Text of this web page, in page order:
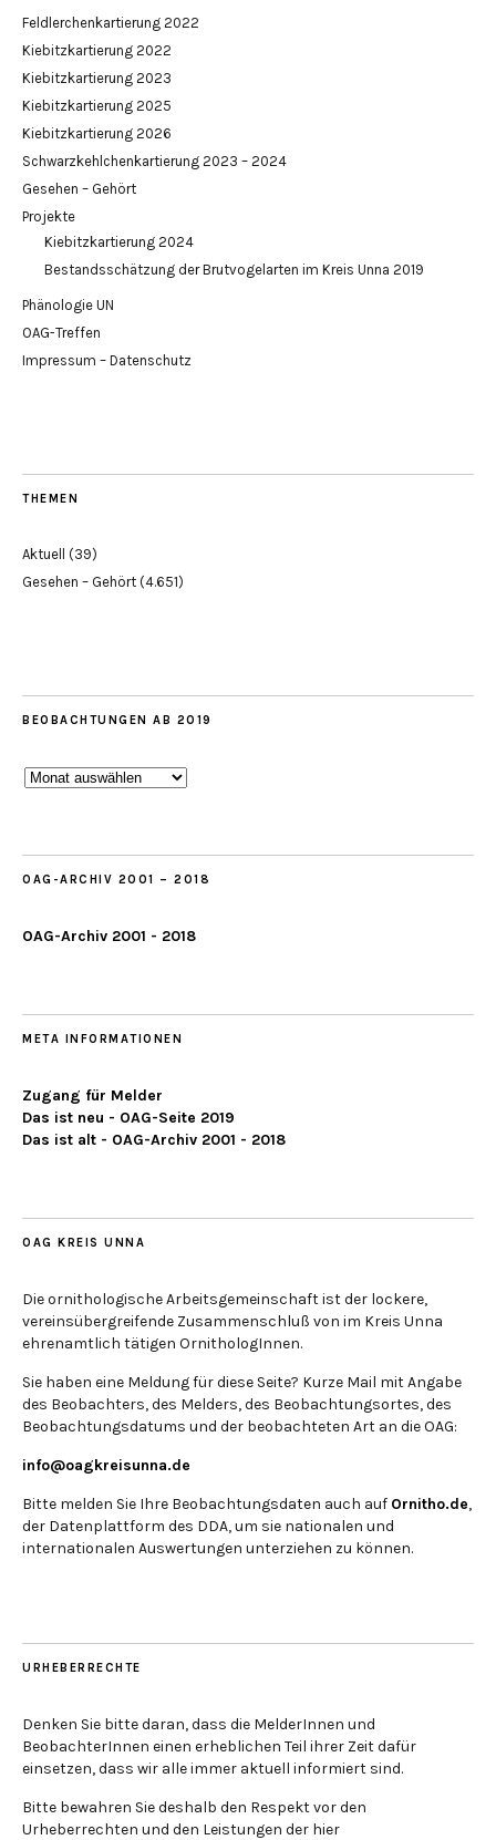
Feldlerchenkartierung 2022
Kiebitzkartierung 2022
Kiebitzkartierung 2023
Kiebitzkartierung 2025
Kiebitzkartierung 2026
Schwarzkehlchenkartierung 2023 – 2024
Gesehen – Gehört
Projekte
Kiebitzkartierung 2024
Bestandsschätzung der Brutvogelarten im Kreis Unna 2019
Phänologie UN
OAG-Treffen
Impressum – Datenschutz
THEMEN
Aktuell (39)
Gesehen – Gehört (4.651)
BEOBACHTUNGEN AB 2019
Beobachtungen
OAG-ARCHIV 2001 – 2018
OAG-Archiv 2001 - 2018
META INFORMATIONEN
Zugang für Melder
Das ist neu - OAG-Seite 2019
Das ist alt - OAG-Archiv 2001 - 2018
OAG KREIS UNNA
Die ornithologische Arbeitsgemeinschaft ist der lockere,
vereinsübergreifende Zusammenschluß von im Kreis Unna
ehrenamtlich tätigen OrnithologInnen.
Sie haben eine Meldung für diese Seite? Kurze Mail mit Angabe
des Beobachters, des Melders, des Beobachtungsortes, des
Beobachtungsdatums und der beobachteten Art an die OAG:
info@oagkreisunna.de
Bitte melden Sie Ihre Beobachtungsdaten auch auf Ornitho.de,
der Datenplattform des DDA, um sie nationalen und
internationalen Auswertungen unterziehen zu können.
URHEBERRECHTE
Denken Sie bitte daran, dass die MelderInnen und
BeobachterInnen einen erheblichen Teil ihrer Zeit dafür
einsetzen, dass wir alle immer aktuell informiert sind.
Bitte bewahren Sie deshalb den Respekt vor den
Urheberrechten und den Leistungen der hier